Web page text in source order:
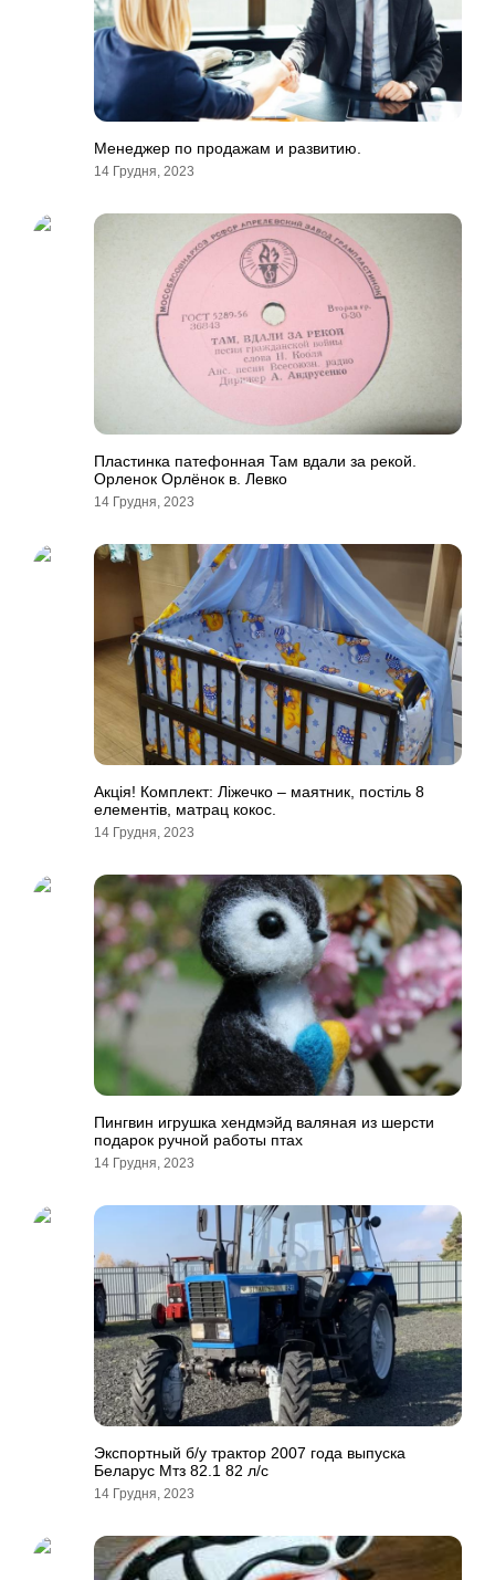
Менеджер по продажам и развитию.
14 Грудня, 2023
Пластинка патефонная Там вдали за рекой.
Орленок Орлёнок в. Левко
14 Грудня, 2023
Акція! Комплект: Ліжечко – маятник, постіль 8
елементів, матрац кокос.
14 Грудня, 2023
Пингвин игрушка хендмэйд валяная из шерсти
подарок ручной работы птах
14 Грудня, 2023
Экспортный б/у трактор 2007 года выпуска
Беларус Мтз 82.1 82 л/с
14 Грудня, 2023